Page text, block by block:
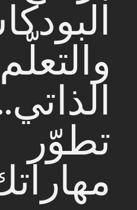
والتعلّم
تطوّر